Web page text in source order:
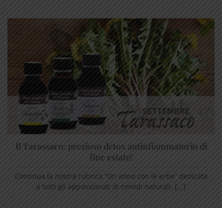
Il Tarassaco: prezioso detox antinfiammatorio di
fine estate!
Continua la nostra rubrica “Un anno con le erbe” dedicata
a tutti gli appassionati di rimedi naturali. [...]